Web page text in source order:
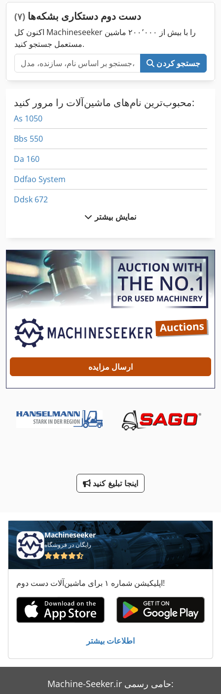
دست دوم دستکاری بشکه‌ها (۷)
اکنون کل Machineseeker را با بیش از ۲۰۰٬۰۰۰ ماشین
مستعمل جستجو کنید.
جستجو کردن
محبوب‌ترین نام‌های ماشین‌آلات را مرور کنید:
As 1050
Bbs 550
Da 160
Ddfao System
Ddsk 672
Dws 200
German
International 2674
International 434
International 560
Ka 77
Stock
دو دندانه دار کردن مطبوعات
صفحه جعبه
محدوده پرس
نصب شده
کار خودرو
نمایش بیشتر
ارسال مزایده
اینجا تبلیغ کنید
Machineseeker
رایگان در فروشگاه
اپلیکیشن شماره ۱ برای ماشین‌آلات دست دوم!
اطلاعات بیشتر
Machine-Seeker.ir حامی رسمی: